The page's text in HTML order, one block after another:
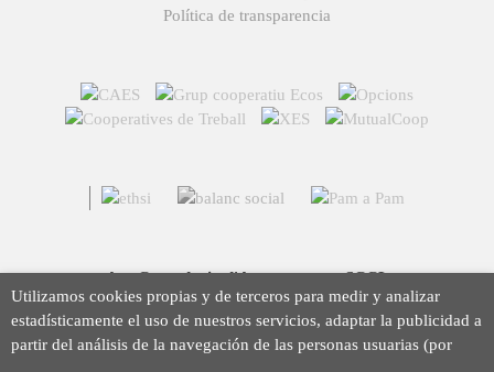
Política de transparencia
Arç Corredoria d'Assegurances, SCCL
Casp 43, 08010 Barcelona
93 423 46 02
info@arc.coop
Utilizamos cookies propias y de terceros para medir y analizar
estadísticamente el uso de nuestros servicios, adaptar la publicidad a
partir del análisis de la navegación de las personas usuarias (por